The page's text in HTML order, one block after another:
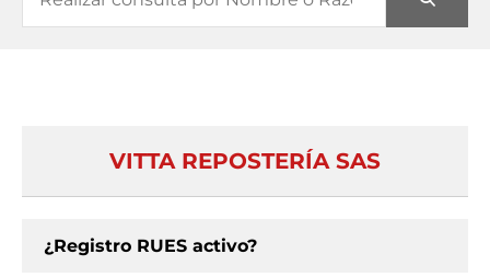
VITTA REPOSTERÍA SAS
¿Registro RUES activo?